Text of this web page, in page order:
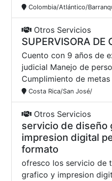
Colombia/Atlántico/
SUPERVISORA DE
Otros Servicios
Cuento con 9 años de
judicial Manejo de
Cumplimiento de metas
Costa Rica/San José/
servicio de diseño
impresion digital
formato
Otros Servicios
ofresco los servicio de
grafico y impresion